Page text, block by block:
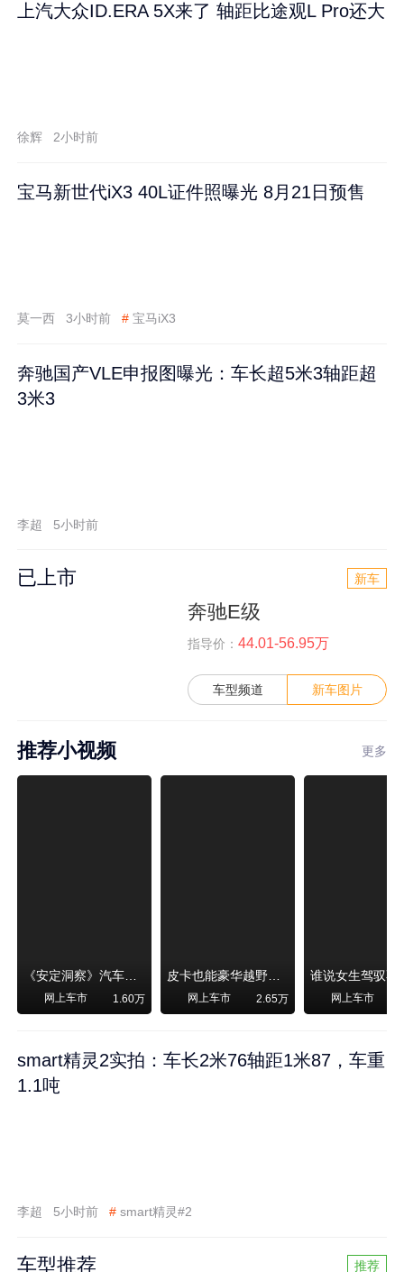
上汽大众ID.ERA 5X来了 轴距比途观L Pro还大
徐辉 2小时前
宝马新世代iX3 40L证件照曝光 8月21日预售
莫一西 3小时前 # 宝马iX3
奔驰国产VLE申报图曝光：车长超5米3轴距超
3米3
李超 5小时前
已上市 新车
奔驰E级
指导价： 44.01-56.95万
车型频道 新车图片
推荐小视频 更多
《安定洞察》汽车烧不烧油，和石油安全无关！
网上车市 1.60万
皮卡也能豪华越野！纵横F700上市，限时卖29.99万起
网上车市 2.65万 网上车市
smart精灵2实拍：车长2米76轴距1米87，车重
1.1吨
李超 5小时前 # smart精灵#2
车型推荐 推荐